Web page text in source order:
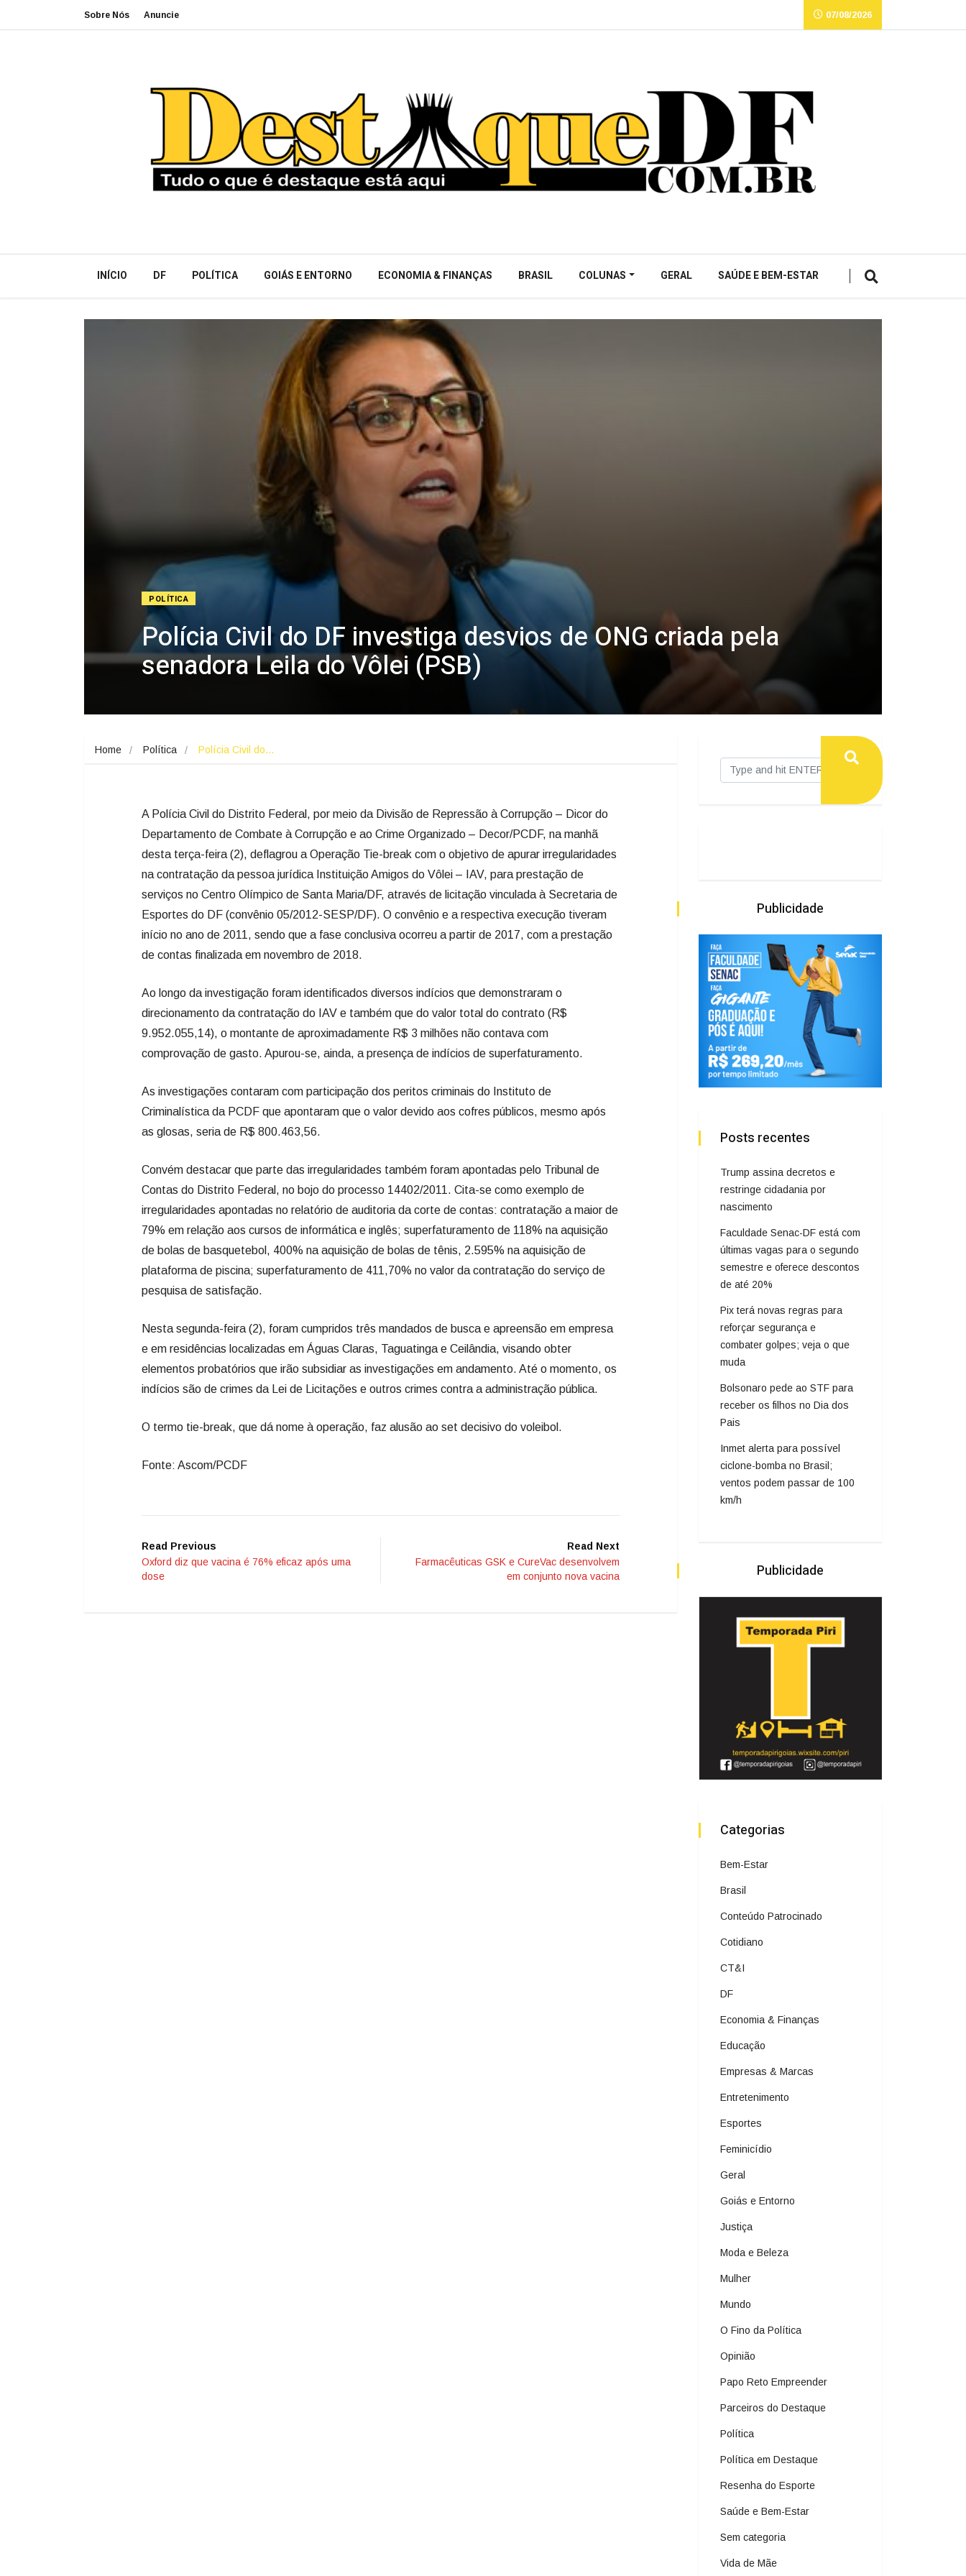
Sobre Nós Anuncie 07/08/2026
INÍCIO DF POLÍTICA GOIÁS E ENTORNO ECONOMIA & FINANÇAS BRASIL COLUNAS GERAL SAÚDE E BEM-ESTAR
POLÍTICA
Polícia Civil do DF investiga desvios de ONG criada pela
senadora Leila do Vôlei (PSB)
Home Política Polícia Civil do…
A Polícia Civil do Distrito Federal, por meio da Divisão de Repressão à Corrupção – Dicor do
Departamento de Combate à Corrupção e ao Crime Organizado – Decor/PCDF, na manhã
desta terça-feira (2), deflagrou a Operação Tie-break com o objetivo de apurar irregularidades
na contratação da pessoa jurídica Instituição Amigos do Vôlei – IAV, para prestação de
serviços no Centro Olímpico de Santa Maria/DF, através de licitação vinculada à Secretaria de
Esportes do DF (convênio 05/2012-SESP/DF). O convênio e a respectiva execução tiveram
início no ano de 2011, sendo que a fase conclusiva ocorreu a partir de 2017, com a prestação
de contas finalizada em novembro de 2018.
Ao longo da investigação foram identificados diversos indícios que demonstraram o
direcionamento da contratação do IAV e também que do valor total do contrato (R$
9.952.055,14), o montante de aproximadamente R$ 3 milhões não contava com
comprovação de gasto. Apurou-se, ainda, a presença de indícios de superfaturamento.
As investigações contaram com participação dos peritos criminais do Instituto de
Criminalística da PCDF que apontaram que o valor devido aos cofres públicos, mesmo após
as glosas, seria de R$ 800.463,56.
Convém destacar que parte das irregularidades também foram apontadas pelo Tribunal de
Contas do Distrito Federal, no bojo do processo 14402/2011. Cita-se como exemplo de
irregularidades apontadas no relatório de auditoria da corte de contas: contratação a maior de
79% em relação aos cursos de informática e inglês; superfaturamento de 118% na aquisição
de bolas de basquetebol, 400% na aquisição de bolas de tênis, 2.595% na aquisição de
plataforma de piscina; superfaturamento de 411,70% no valor da contratação do serviço de
pesquisa de satisfação.
Nesta segunda-feira (2), foram cumpridos três mandados de busca e apreensão em empresa
e em residências localizadas em Águas Claras, Taguatinga e Ceilândia, visando obter
elementos probatórios que irão subsidiar as investigações em andamento. Até o momento, os
indícios são de crimes da Lei de Licitações e outros crimes contra a administração pública.
O termo tie-break, que dá nome à operação, faz alusão ao set decisivo do voleibol.
Fonte: Ascom/PCDF
Read Previous
Oxford diz que vacina é 76% eficaz após uma
dose
Read Next
Farmacêuticas GSK e CureVac desenvolvem
em conjunto nova vacina
Publicidade
Posts recentes
Trump assina decretos e
restringe cidadania por
nascimento
Faculdade Senac-DF está com
últimas vagas para o segundo
semestre e oferece descontos
de até 20%
Pix terá novas regras para
reforçar segurança e
combater golpes; veja o que
muda
Bolsonaro pede ao STF para
receber os filhos no Dia dos
Pais
Inmet alerta para possível
ciclone-bomba no Brasil;
ventos podem passar de 100
km/h
Publicidade
Categorias
Bem-Estar
Brasil
Conteúdo Patrocinado
Cotidiano
CT&I
DF
Economia & Finanças
Educação
Empresas & Marcas
Entretenimento
Esportes
Feminicídio
Geral
Goiás e Entorno
Justiça
Moda e Beleza
Mulher
Mundo
O Fino da Política
Opinião
Papo Reto Empreender
Parceiros do Destaque
Política
Política em Destaque
Resenha do Esporte
Saúde e Bem-Estar
Sem categoria
Vida de Mãe